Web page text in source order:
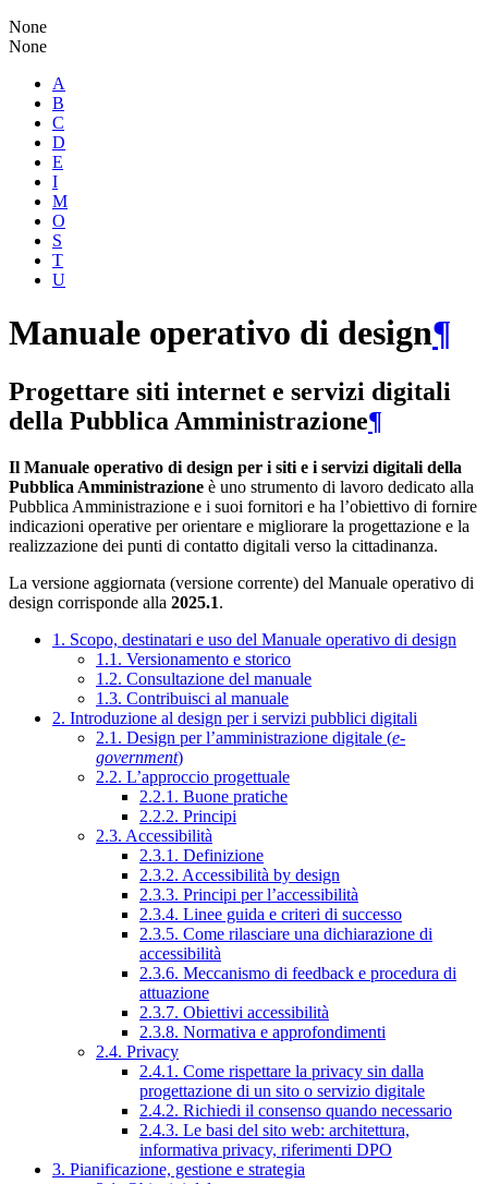
None
None
A
B
C
D
E
I
M
O
S
T
U
Manuale operativo di design¶
Progettare siti internet e servizi digitali
della Pubblica Amministrazione¶
Il Manuale operativo di design per i siti e i servizi digitali della
Pubblica Amministrazione è uno strumento di lavoro dedicato alla
Pubblica Amministrazione e i suoi fornitori e ha l’obiettivo di fornire
indicazioni operative per orientare e migliorare la progettazione e la
realizzazione dei punti di contatto digitali verso la cittadinanza.
La versione aggiornata (versione corrente) del Manuale operativo di
design corrisponde alla 2025.1.
1. Scopo, destinatari e uso del Manuale operativo di design
1.1. Versionamento e storico
1.2. Consultazione del manuale
1.3. Contribuisci al manuale
2. Introduzione al design per i servizi pubblici digitali
2.1. Design per l’amministrazione digitale (e-
government)
2.2. L’approccio progettuale
2.2.1. Buone pratiche
2.2.2. Principi
2.3. Accessibilità
2.3.1. Definizione
2.3.2. Accessibilità by design
2.3.3. Principi per l’accessibilità
2.3.4. Linee guida e criteri di successo
2.3.5. Come rilasciare una dichiarazione di
accessibilità
2.3.6. Meccanismo di feedback e procedura di
attuazione
2.3.7. Obiettivi accessibilità
2.3.8. Normativa e approfondimenti
2.4. Privacy
2.4.1. Come rispettare la privacy sin dalla
progettazione di un sito o servizio digitale
2.4.2. Richiedi il consenso quando necessario
2.4.3. Le basi del sito web: architettura,
informativa privacy, riferimenti DPO
3. Pianificazione, gestione e strategia